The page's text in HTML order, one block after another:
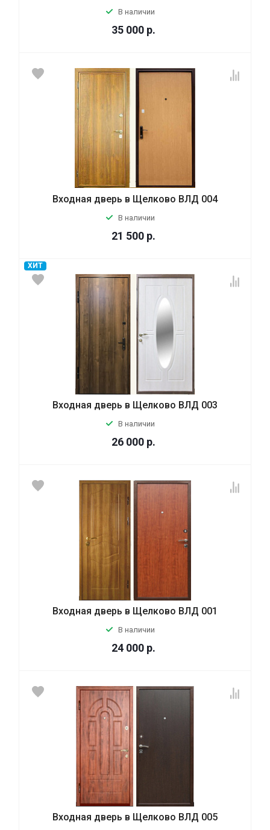
В наличии
35 000 р.
Входная дверь в Щелково ВЛД 004
В наличии
21 500 р.
ХИТ
Входная дверь в Щелково ВЛД 003
В наличии
26 000 р.
Входная дверь в Щелково ВЛД 001
В наличии
24 000 р.
Входная дверь в Щелково ВЛД 005